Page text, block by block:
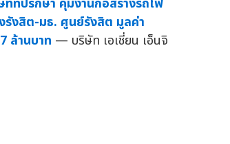
ที่ปรึกษา คุมงานก่อสร้างรถไฟ
รังสิต-มธ. ศูนย์รังสิต มูลค่า
ล้านบาท — บริษัท เอเชี่ยน เอ็นจิ